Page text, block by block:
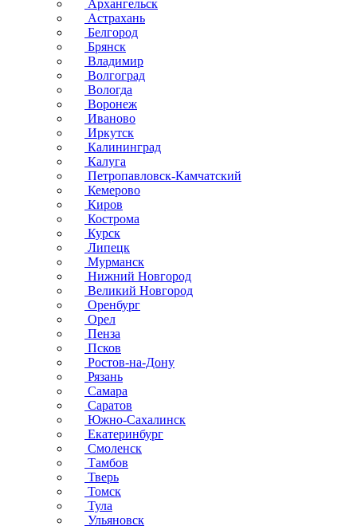
Архангельск
Астрахань
Белгород
Брянск
Владимир
Волгоград
Вологда
Воронеж
Иваново
Иркутск
Калининград
Калуга
Петропавловск-Камчатский
Кемерово
Киров
Кострома
Курск
Липецк
Мурманск
Нижний Новгород
Великий Новгород
Оренбург
Орел
Пенза
Псков
Ростов-на-Дону
Рязань
Самара
Саратов
Южно-Сахалинск
Екатеринбург
Смоленск
Тамбов
Тверь
Томск
Тула
Ульяновск